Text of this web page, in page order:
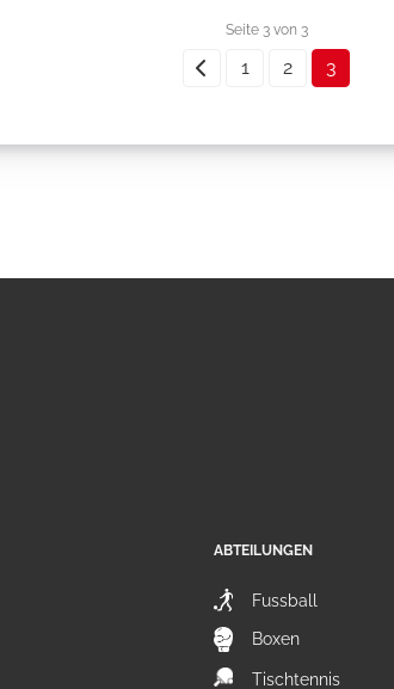
Seite 3 von 3
1 2 3
ABTEILUNGEN
Fussball
Boxen
Tischtennis